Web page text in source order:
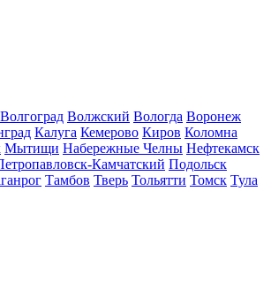
Волгоград Волжский Вологда Воронеж
Калуга Кемерово Киров Коломна
Мытищи Набережные Челны Нефтекамск
Камчатский Подольск
Тамбов Тверь Тольятти Томск Тула